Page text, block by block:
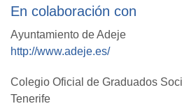
En colaboración con
Ayuntamiento de Adeje
http://www.adeje.es/
Colegio Oficial de Graduados
Tenerife